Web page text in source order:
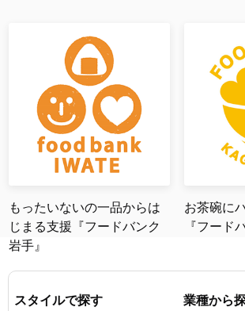
もったいないの一品からは
じまる支援『フードバンク
岩手』
お茶碗に
『フード
スタイルで探す 業種から